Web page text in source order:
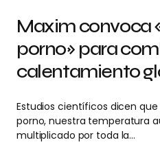
Maxim convoca
porno» para
calentamiento
Estudios científicos dicen
porno, nuestra temperatura
multiplicado por toda la…